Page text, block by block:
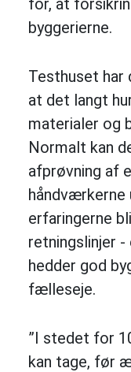
for, at
byggerierne.
Testhuset har
at det langt
materialer og
Normalt kan
afprøvning af
håndværkerne
erfaringerne
retningslinjer
hedder god
fælleseje.
”I stedet for
kan tage, før